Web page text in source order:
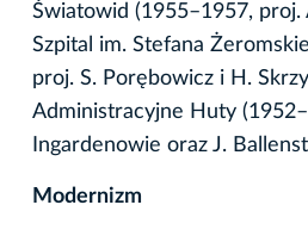
Światowid (1955–1957, proj.
Szpital im. Stefana
proj. S. Porębowicz i H.
Administracyjne Huty
Ingardenowie oraz J.
Modernizm